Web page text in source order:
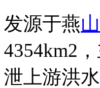
发源于燕
4354km2
泄上游洪